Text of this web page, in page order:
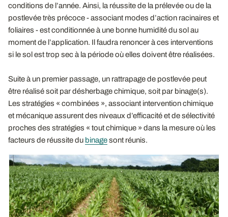
conditions de l’année. Ainsi, la réussite de la prélevée ou de la
postlevée très précoce - associant modes d’action racinaires et
foliaires - est conditionnée à une bonne humidité du sol au
moment de l’application. Il faudra renoncer à ces interventions
si le sol est trop sec à la période où elles doivent être réalisées.
Suite à un premier passage, un rattrapage de postlevée peut
être réalisé soit par désherbage chimique, soit par binage(s).
Les stratégies « combinées », associant intervention chimique
et mécanique assurent des niveaux d’efficacité et de sélectivité
proches des stratégies « tout chimique » dans la mesure où les
facteurs de réussite du binagesont réunis.